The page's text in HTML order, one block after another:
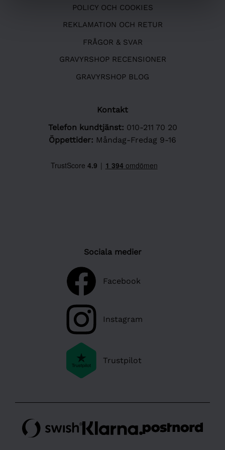
POLICY OCH COOKIES
REKLAMATION OCH RETUR
FRÅGOR & SVAR
GRAVYRSHOP RECENSIONER
GRAVYRSHOP BLOG
Kontakt
Telefon kundtjänst: 010-211 70 20
Öppettider: Måndag-Fredag 9-16
Sociala medier
Facebook
Instagram
Trustpilot